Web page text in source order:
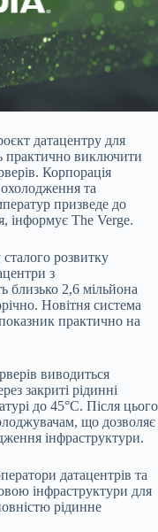
датацентру для
практично виключити
Корпорація
та
призведе до
інформує The Verge.
сталого розвитку
з
2,6 мільйона
Новітня система
практично на
виводиться
закриті рідинні
до 45°C. Після цього
що дозволяє
інфраструктури.
датацентрів та
інфраструктури для
рідинне